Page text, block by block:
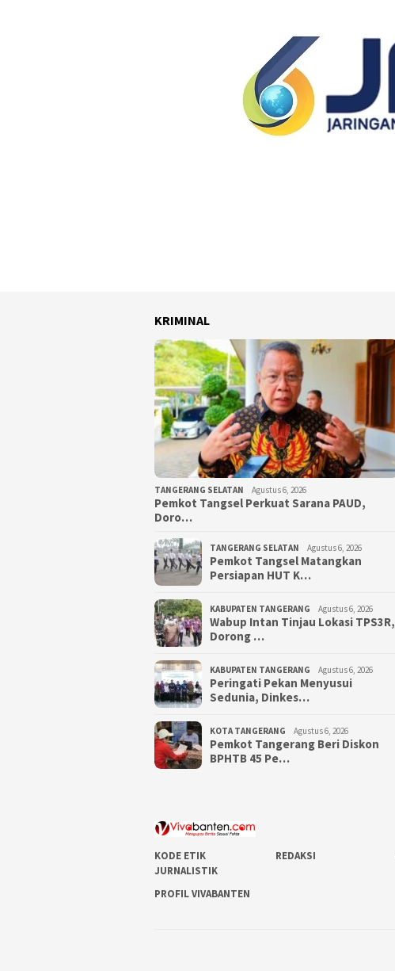
KRIMINAL
TANGERANG SELATAN Agustus 6, 2026
Pemkot Tangsel Perkuat Sarana PAUD,
Doro…
TANGERANG SELATAN Agustus 6, 2026
Pemkot Tangsel Matangkan
Persiapan HUT K…
KABUPATEN TANGERANG Agustus 6, 2026
Wabup Intan Tinjau Lokasi TPS3R,
Dorong …
KABUPATEN TANGERANG Agustus 6, 2026
Peringati Pekan Menyusui
Sedunia, Dinkes…
KOTA TANGERANG Agustus 6, 2026
Pemkot Tangerang Beri Diskon
BPHTB 45 Pe…
KODE ETIK
JURNALISTIK
REDAKSI
PROFIL VIVABANTEN